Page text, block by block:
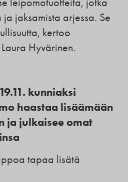
jaksamista arjessa. Se
kertoo
Hyvärinen.
kunniaksi
haastaa lisäämään
ja julkaisee omat
tapaa lisätä